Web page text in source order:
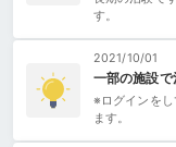
す。
2021/10/01
一部の施設で
※ログインを
ます。